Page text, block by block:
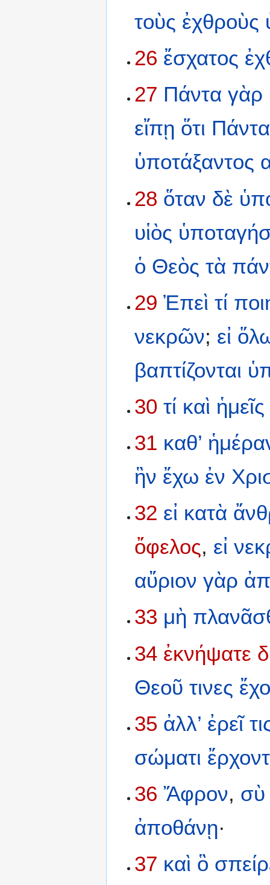
τοὺς ἐχθροὺς
26 ἔσχατος
27 Πάντα γὰρ
εἴπῃ ὅτι Πάντα
ὑποτάξαντος
28 ὅταν δὲ
υἱὸς
ὁ Θεὸς τὰ
29 Ἐπεὶ τί
νεκρῶν; εἰ
βαπτίζονται
30 τί καὶ ἡμεῖς
31 καθ’
ἣν ἔχω ἐν
32 εἰ κατὰ
ὄφελος, εἰ
αὔριον γὰρ
33 μὴ
34 ἐκνήψατε
Θεοῦ τινες
35 ἀλλ’ ἐρεῖ
σώματι
36 Ἄφρον, σὺ
ἀποθάνῃ·
37 καὶ ὃ